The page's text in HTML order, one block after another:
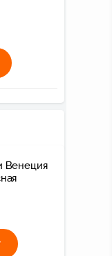
Венеция